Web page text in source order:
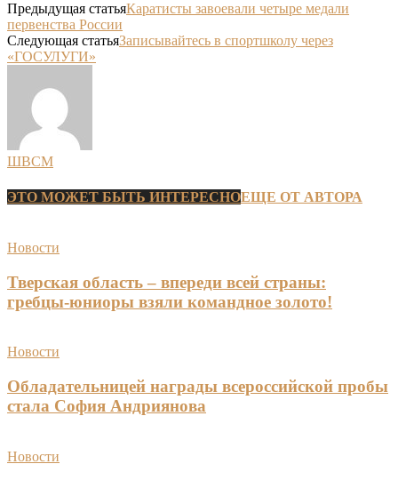
Предыдущая статьяКаратисты завоевали четыре медали
первенства России
Следующая статьяЗаписывайтесь в спортшколу через
«ГОСУЛУГИ»
ШВСМ
ЭТО МОЖЕТ БЫТЬ ИНТЕРЕСНОЕЩЕ ОТ АВТОРА
Новости
Тверская область – впереди всей страны:
гребцы-юниоры взяли командное золото!
Новости
Обладательницей награды всероссийской пробы
стала София Андриянова
Новости